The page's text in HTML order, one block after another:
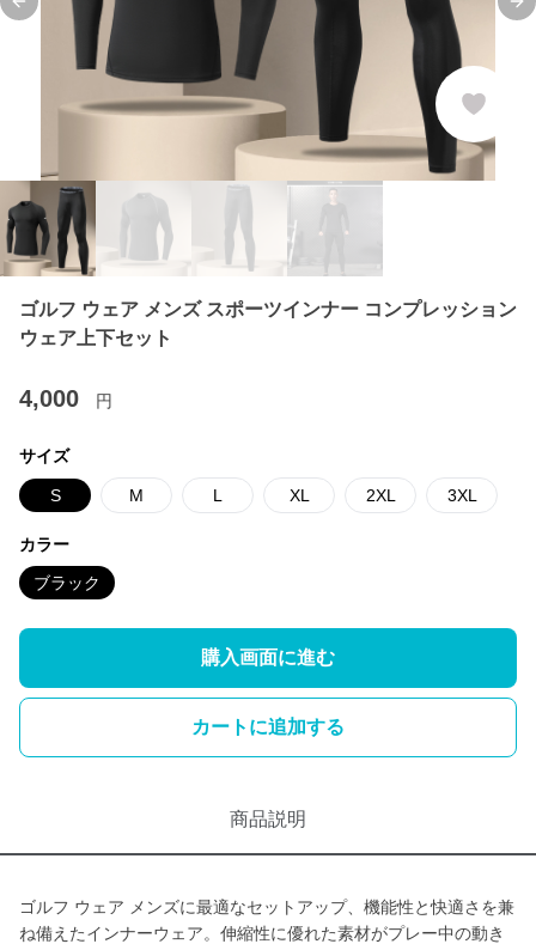
Previous slide
ゴルフ ウェア メンズ スポーツインナー コンプレッション
ウェア上下セット
4,000 円
サイズ
S M L XL 2XL 3XL
カラー
ブラック
購入画面に進む
カートに追加する
商品説明
ゴルフ ウェア メンズに最適なセットアップ、機能性と快適さを兼
ね備えたインナーウェア。伸縮性に優れた素材がプレー中の動き